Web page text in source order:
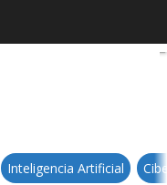
Una iniciativa
Inteligencia Artificial